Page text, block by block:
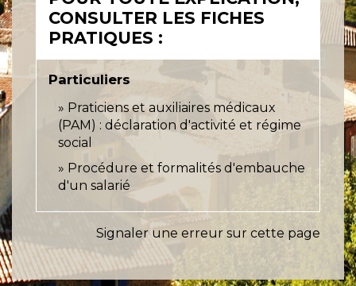
CONSULTER LES FICHES
PRATIQUES :
Particuliers
Praticiens et auxiliaires médicaux
(PAM) : déclaration d'activité et régime
social
Procédure et formalités d'embauche
d'un salarié
Signaler une erreur sur cette page